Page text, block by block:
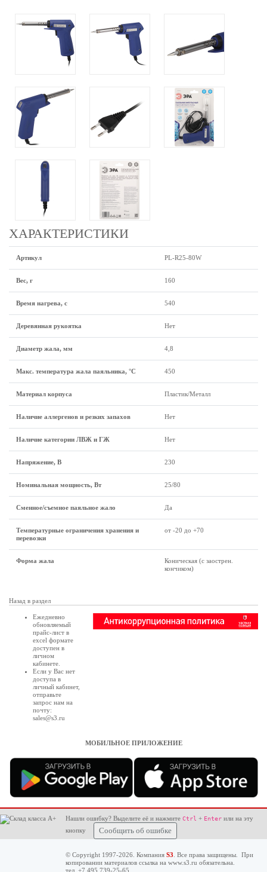
ХАРАКТЕРИСТИКИ
Артикул PL-R25-80W
Вес, г 160
Время нагрева, с 540
Деревянная рукоятка Нет
Диаметр жала, мм 4,8
Макс. температура жала паяльника, °C 450
Материал корпуса Пластик/Металл
Наличие аллергенов и резких запахов Нет
Наличие категории ЛВЖ и ГЖ Нет
Напряжение, В 230
Номинальная мощность, Вт 25/80
Сменное/съемное паяльное жало Да
Температурные ограничения хранения и
перевозки
от -20 до +70
Форма жала
Коническая (с заострен.
кончиком)
Назад в раздел
Ежедневно
обновляемый
прайс-лист в
excel формате
доступен в
личном
кабинете
Если у Вас нет
доступа в
личный кабинет,
отправьте
запрос нам на
почту:
sales@s3.ru
МОБИЛЬНОЕ ПРИЛОЖЕНИЕ
Нашли ошибку? Выделите её и нажмите Ctrl + Enter или на эту
кнопку
Сообщить об ошибке
© Copyright 1997-2026. Компания S3 . Все права защищены. При
копировании материалов ссылка на www.s3.ru обязательна.
тел. +7 495 739-25-65